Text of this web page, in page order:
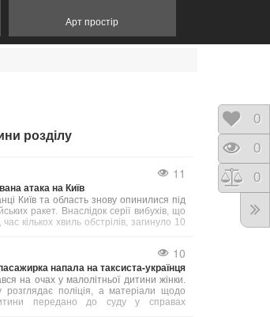
Арт простір
розділу
11
атака на Київ
Київ та область знову опинилися під
ракет. Внаслідок серії вибухів, що
кількох хвиль обстрілів, загинуло 10
10
напала на таксиста-українця
на очах у малолітньої дитини жінки.
розглядає поліція, а матеріали щодо
передано до суду у справах
0
0
0